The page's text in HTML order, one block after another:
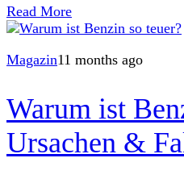
Bedeutung unsere Träume
Read More
Magazin11 months ago
Warum ist
Ursachen &